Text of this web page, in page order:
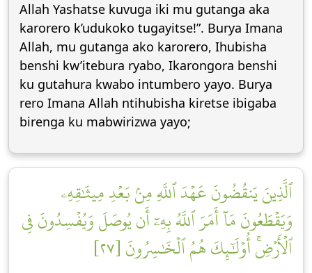
Allah Yashatse kuvuga iki mu gutanga aka
karorero k’udukoko tugayitse!”. Burya Imana
Allah, mu gutanga ako karorero, Ihubisha
benshi kw’itebura ryabo, Ikarongora benshi
ku gutahura kwabo intumbero yayo. Burya
rero Imana Allah ntihubisha kiretse ibigaba
birenga ku mabwirizwa yayo;
ٱلَّذِينَ يَنقُضُونَ عَهۡدَ ٱللَّهِ مِنۢ بَعۡدِ مِيثَٰقِهِۦ
وَيَقۡطَعُونَ مَآ أَمَرَ ٱللَّهُ بِهِۦٓ أَن يُوصَلَ وَيُفۡسِدُونَ فِي
ٱلۡأَرۡضِۚ أُوْلَٰٓئِكَ هُمُ ٱلۡخَٰسِرُونَ [٢٧]